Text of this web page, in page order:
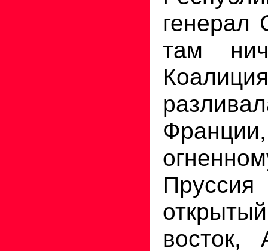
генерал
там
восток,